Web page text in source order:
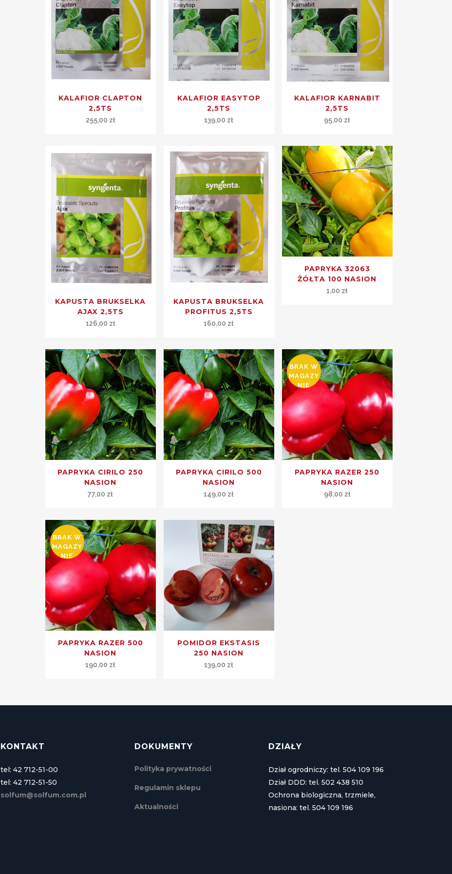
KALAFIOR CLAPTON
2,5TS
255,00 zł
KALAFIOR EASYTOP
2,5TS
139,00 zł
KALAFIOR KARNABIT
2,5TS
95,00 zł
KAPUSTA BRUKSELKA
AJAX 2,5TS
126,00 zł
KAPUSTA BRUKSELKA
PROFITUS 2,5TS
160,00 zł
PAPRYKA 32063
ŻÓŁTA 100 NASION
1,00 zł
PAPRYKA CIRILO 250
NASION
77,00 zł
PAPRYKA CIRILO 500
NASION
149,00 zł
BRAK W
MAGAZY
NIE
PAPRYKA RAZER 250
NASION
98,00 zł
BRAK W
MAGAZY
NIE
PAPRYKA RAZER 500
NASION
190,00 zł
POMIDOR EKSTASIS
250 NASION
139,00 zł
KONTAKT
tel: 42 712-51-00
tel: 42 712-51-50
solfum@solfum.com.pl
DOKUMENTY
Polityka prywatności
Regulamin sklepu
Aktualności
DZIAŁY
Dział ogrodniczy: tel. 504 109 196
Dział DDD: tel. 502 438 510
Ochrona biologiczna, trzmiele,
nasiona: tel. 504 109 196